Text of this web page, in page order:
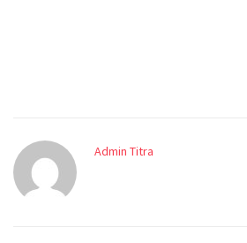
Admin Titra